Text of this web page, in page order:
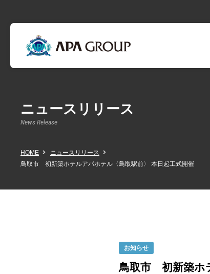
ニュースリリース
News Release
HOME
ニュースリリース
鳥取市 初新築ホテルアパホテル〈鳥取駅前〉 本日起工式開催
お知らせ
鳥取市 初新築ホ